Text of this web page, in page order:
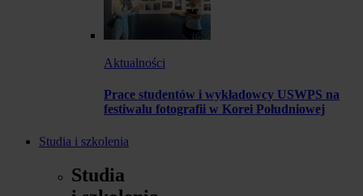
Aktualności
Prace studentów i wykładowcy USWPS na
festiwalu fotografii w Korei Południowej
Studia i szkolenia
Studia